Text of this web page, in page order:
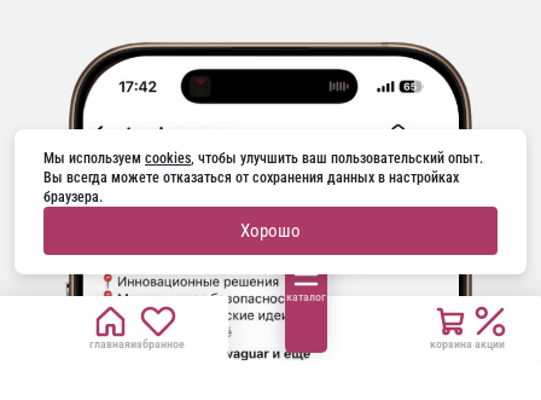
главнаяизбранное
каталог
корзина акции
Мы используем cookies, чтобы улучшить ваш пользовательский опыт.
Вы всегда можете отказаться от сохранения данных в настройках
браузера.
Хорошо